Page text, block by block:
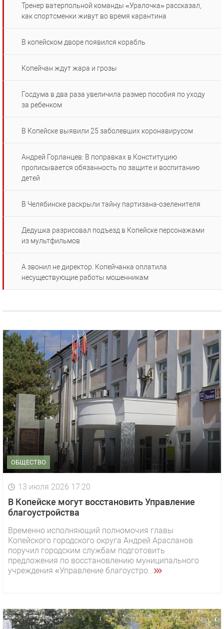
Тренер ватерпольной команды «Уралочка» рассказал,
как спортсменки живут во время карантина
В копейском дворе появился корабль
Копейчан ждут жара и грозы
Госдума в два раза увеличила размер пособия по уходу
за ребенком
В Копейске выявили 25 заболевших коронавирусом
Андрей Горланцев: В поправках в Конституцию
прописывается обязанность по защите и воспитанию
детей
В Челябинске раскрыли тайну партизана-озеленителя
Дедушка разрисовал подъезд в Копейске персонажами
из мультфильмов
А звонил не директор. Копейчанка оплатила
несуществующие работы мошенникам
ОБЩЕСТВО
13 июля 2026 17:20
В Копейске могут восстановить Управление
благоустройства
Временно исполняющий полномочия главы
Копейского городского округа Андрей Арасланов
поручил городским службам подготовить
предложения по восстановлению муниципального
учреждения «Управление благоустро...